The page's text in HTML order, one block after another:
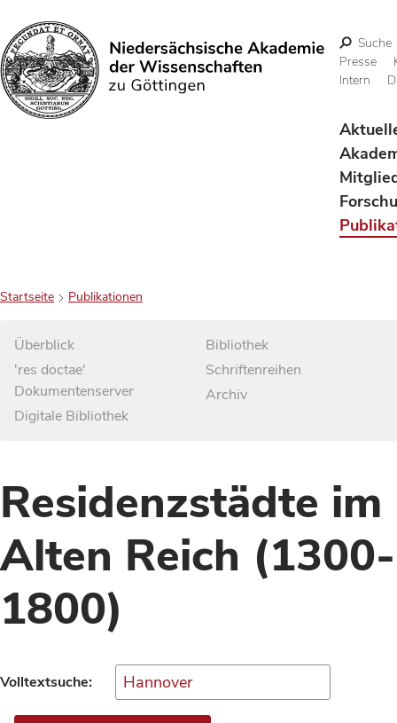
Suchen
Suche
Presse
Intern
Startseite Publikationen
Überblick
'res doctae'
Dokumentenserver
Digitale Bibliothek
Bibliothek
Schriftenreihen
Archiv
Residenzstädte im
Alten Reich (1300-
1800)
Volltextsuche: